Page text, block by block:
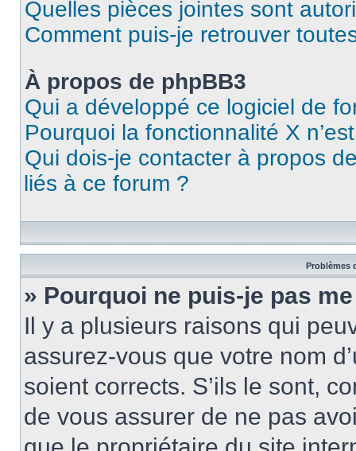
Quelles pièces jointes sont
Comment puis-je retrouver
À propos de phpBB3
Qui a développé ce logiciel de
Pourquoi la fonctionnalité X
Qui dois-je contacter à propos
liés à ce forum ?
Problèmes
» Pourquoi ne puis-je pas
Il y a plusieurs raisons qui
assurez-vous que votre nom
soient corrects. S’ils le sont,
de vous assurer de ne pas